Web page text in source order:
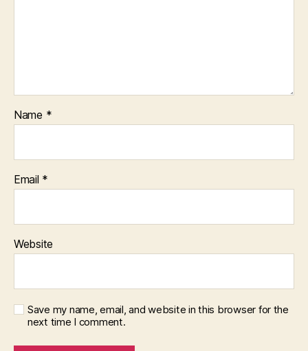
Name *
Email *
Website
Save my name, email, and website in this browser for the
next time I comment.